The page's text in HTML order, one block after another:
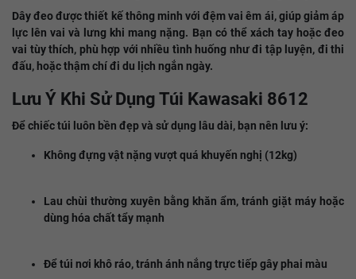
Dây đeo được thiết kế thông minh với đệm vai êm ái, giúp giảm áp
lực lên vai và lưng khi mang nặng. Bạn có thể xách tay hoặc đeo
vai tùy thích, phù hợp với nhiều tình huống như đi tập luyện, đi thi
đấu, hoặc thậm chí đi du lịch ngắn ngày.
Lưu Ý Khi Sử Dụng Túi Kawasaki 8612
Để chiếc túi luôn bền đẹp và sử dụng lâu dài, bạn nên lưu ý:
Không đựng vật nặng vượt quá khuyến nghị (12kg)
Lau chùi thường xuyên bằng khăn ẩm, tránh giặt máy hoặc
dùng hóa chất tẩy mạnh
Để túi nơi khô ráo, tránh ánh nắng trực tiếp gây phai màu